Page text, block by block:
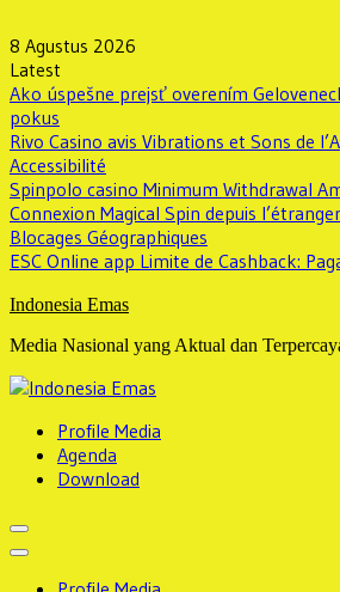
to
content
8 Agustus 2026
Latest
Ako úspešne prejsť overením
pokus
Rivo Casino avis Vibrations et Sons de
Accessibilité
Spinpolo casino Minimum Withdrawal
Connexion Magical Spin depuis
Blocages Géographiques
ESC Online app Limite de Cashback:
Indonesia Emas
Media Nasional yang Aktual dan
Profile Media
Agenda
Download